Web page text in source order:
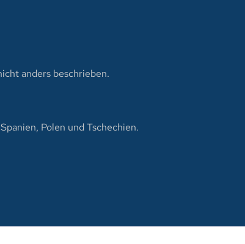
anders beschrieben.
Polen und Tschechien.